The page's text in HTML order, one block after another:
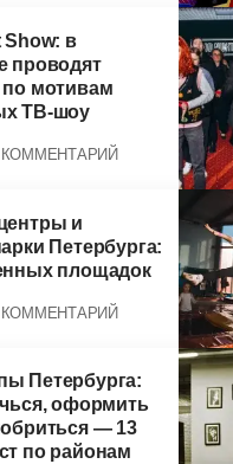
Show: в
проводят
по мотивам
ТВ-шоу
и
Петербурга:
площадок
Петербурга:
оформить
— 13
по районам